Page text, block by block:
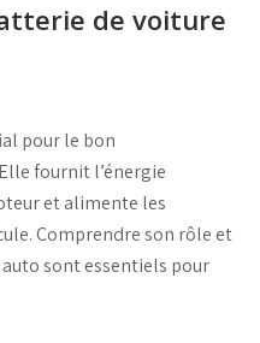
de voiture
pour le bon
fournit l’énergie
et alimente les
Comprendre son rôle et
sont essentiels pour